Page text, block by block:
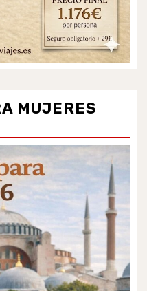
MUJERES